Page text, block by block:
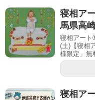
寝相ア
馬県高
寝相アート
(土)【寝相
様限定」無
寝相ア